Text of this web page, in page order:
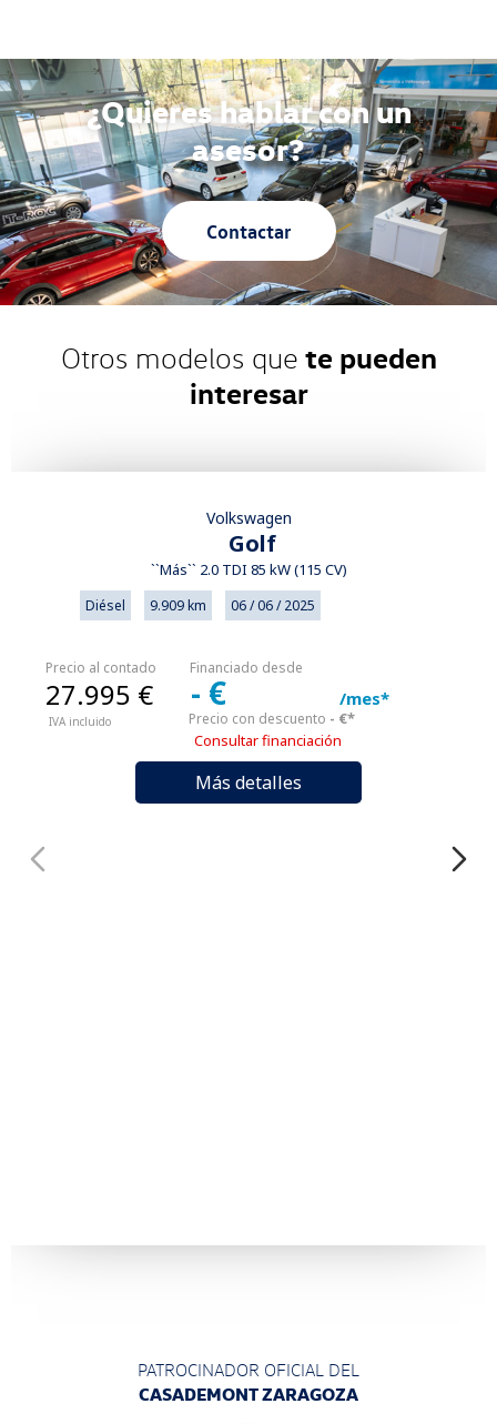
¿Quieres hablar con un
asesor?
Contactar
Otros modelos que te pueden
interesar
Volkswagen
Golf
``Más`` 2.0 TDI 85 kW (115 CV)
Diésel 9.909 km 06 / 06 / 2025
Precio al contado
IVA incluido
27.995 €
Financiado desde
/mes*
Precio con descuento
- €
- €*
Consultar financiación
Más detalles
PATROCINADOR OFICIAL DEL
CASADEMONT ZARAGOZA